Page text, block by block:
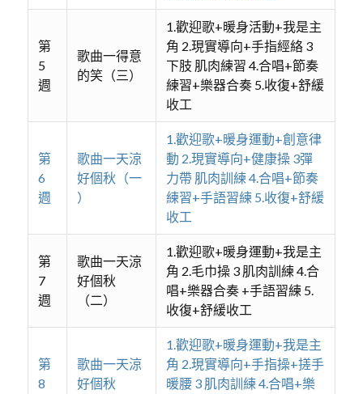
第
5
週
歌曲一得意
的笑（三）
1.歡迎歌+暖身活動+我是主
角 2.現實導向+手指經絡 3
下肢 肌肉練習 4.合唱+節奏
練習+樂器合奏 5.收復+舒緩
收工
第
6
週
歌曲一天涼
好個秋（一
）
1.歡迎歌+暖身運動+創意律
動 2.現實導向+健康操 3彈
力帶 肌肉訓練 4.合唱+節奏
練習+手語習練 5.收復+舒緩
收工
第
7
週
歌曲一天涼
好個秋
（二）
1.歡迎歌+暖身運動+我是主
角 2.毛巾操 3 肌肉訓練 4.合
唱+樂器合奏 +手語習練 5.
收復+舒緩收工
第
8
歌曲一天涼
好個秋
1.歡迎歌+暖身運動+我是主
角 2.現實導向+手指操+搓手
暖腰 3 肌肉訓練 4.合唱+樂